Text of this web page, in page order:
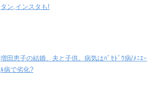
タン,インスタも!
増田恵子の結婚、夫と子供。病気はﾊﾞｾﾄﾞｳ病/ﾒﾆｴｰ
ﾙ病で劣化?